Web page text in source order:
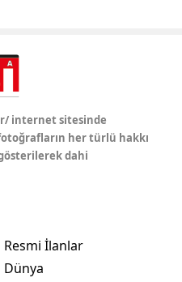
internet sitesinde
her türlü hakkı
dahi
Resmi İlanlar
Dünya